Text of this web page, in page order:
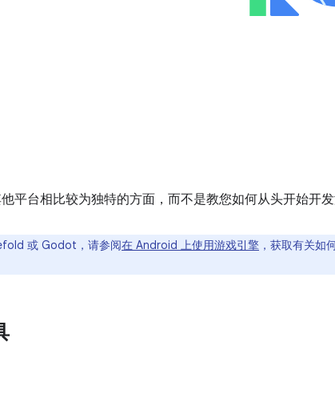
平台相比较为独特的方面，而不是教您如何从头开始开发
或 Godot，请参阅在 Android 上使用游戏引擎 ，获取有关如